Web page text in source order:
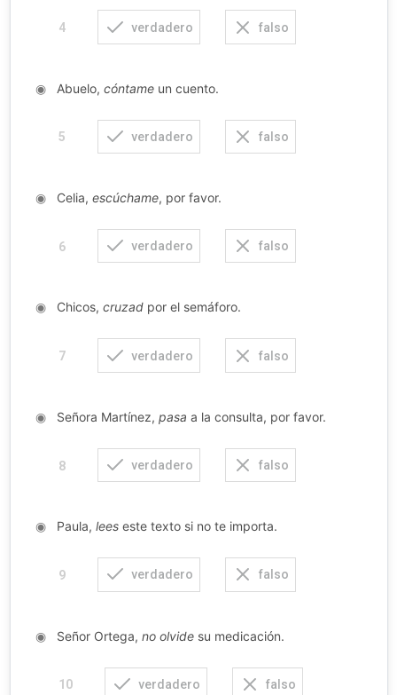
4 verdadero falso
◉Abuelo, cóntameun cuento.
5 verdadero falso
◉Celia, escúchame, por favor.
6 verdadero falso
◉Chicos, cruzadpor el semáforo.
7 verdadero falso
◉Señora Martínez, pasa a la consulta, por favor.
8 verdadero falso
◉Paula, leeseste texto si no te importa.
9 verdadero falso
◉Señor Ortega, no olvidesu medicación.
10 verdadero falso